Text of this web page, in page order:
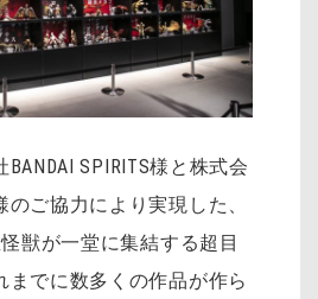
SPIRITS様と株式会
ご協力により実現した、
獣が一堂に集結する超目
までに数多くの作品が作ら